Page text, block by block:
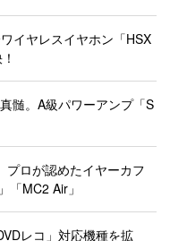
イヤレスイヤホン「HSX
髄。A級パワーアンプ「S
プロが認めたイヤーカフ
「MC2 Air」
レコ」対応機種を拡